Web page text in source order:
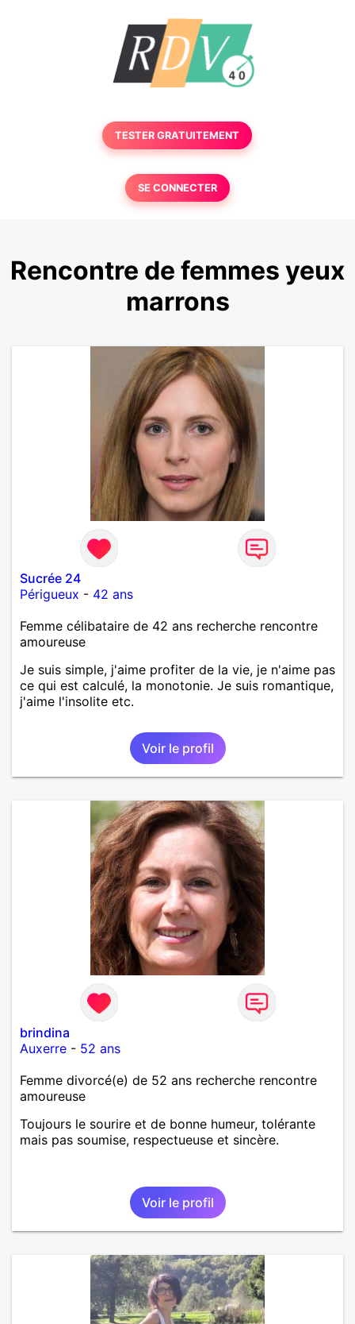
TESTER GRATUITEMENT
SE CONNECTER
Rencontre de femmes yeux
marrons
Sucrée 24
Périgueux - 42 ans
Femme célibataire de 42 ans recherche rencontre
amoureuse
Je suis simple, j'aime profiter de la vie, je n'aime pas
ce qui est calculé, la monotonie. Je suis romantique,
j'aime l'insolite etc.
Voir le profil
brindina
Auxerre - 52 ans
Femme divorcé(e) de 52 ans recherche rencontre
amoureuse
Toujours le sourire et de bonne humeur, tolérante
mais pas soumise, respectueuse et sincère.
Voir le profil